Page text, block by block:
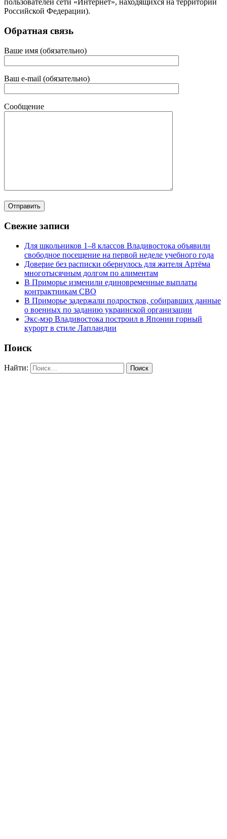
пользователей сети «Интернет», находящихся на территории
Российской Федерации).
Обратная связь
Ваше имя (обязательно)
Ваш e-mail (обязательно)
Сообщение
Свежие записи
Для школьников 1–8 классов Владивостока объявили
свободное посещение на первой неделе учебного года
Доверие без расписки обернулось для жителя Артёма
многотысячным долгом по алиментам
В Приморье изменили единовременные выплаты
контрактникам СВО
В Приморье задержали подростков, собиравших данные
о военных по заданию украинской организации
Экс-мэр Владивостока построил в Японии горный
курорт в стиле Лапландии
Поиск
Найти: